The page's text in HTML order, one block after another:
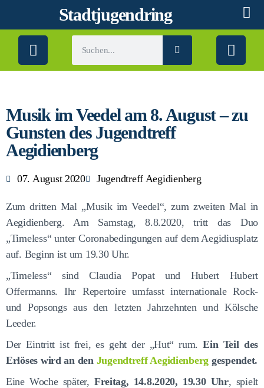
Stadtjugendring
Musik im Veedel am 8. August – zu
Gunsten des Jugendtreff
Aegidienberg
07. August 2020 Jugendtreff Aegidienberg
Zum dritten Mal „Musik im Veedel“, zum zweiten Mal in
Aegidienberg. Am Samstag, 8.8.2020, tritt das Duo
„Timeless“ unter Coronabedingungen auf dem Aegidiusplatz
auf. Beginn ist um 19.30 Uhr.
„Timeless“ sind Claudia Popat und Hubert Hubert
Offermanns. Ihr Repertoire umfasst internationale Rock-
und Popsongs aus den letzten Jahrzehnten und Kölsche
Leeder.
Der Eintritt ist frei, es geht der „Hut“ rum.Ein Teil des
Erlöses wird an denJugendtreff Aegidienberg gespendet.
Eine Woche später, Freitag, 14.8.2020, 19.30 Uhr, spielt